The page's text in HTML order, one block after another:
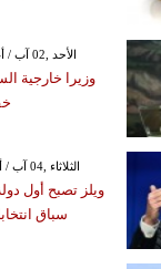
GMT 20:19 2026 الأحد ,02 آب / أغسطس
وزيرا خارجية
GMT 02:26 2026 الثلاثاء ,04 آب / أغسطس
ويلز تصبح أول
سباق